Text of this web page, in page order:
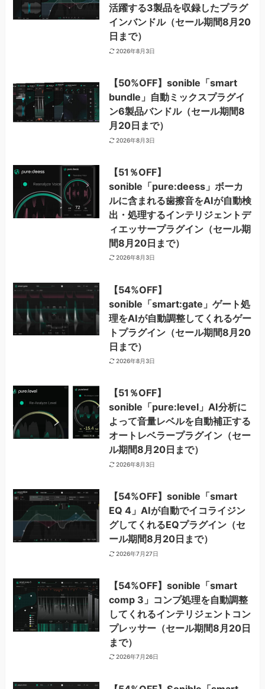
活躍する3製品を収録したプラグ
インバンドル（セール期間8月20
日まで）
2026年8月3日
【50%OFF】sonible「smart
bundle」自動ミックスプラグイ
ン6製品バンドル（セール期間8
月20日まで）
2026年8月3日
【51％OFF】
sonible「pure:deess」ボーカ
ルに含まれる歯擦音をAIが自動検
出・処理するインテリジェントデ
ィエッサープラグイン（セール期
間8月20日まで）
2026年8月3日
【54%OFF】
sonible「smart:gate」ゲート処
理をAIが自動調整してくれるゲー
トプラグイン（セール期間8月20
日まで）
2026年8月3日
【51％OFF】
sonible「pure:level」AI分析に
よって音量レベルを自動補正する
オートレベラープラグイン（セー
ル期間8月20日まで）
2026年8月3日
【54%OFF】sonible「smart
EQ 4」AIが自動でイコライジン
グしてくれるEQプラグイン（セ
ール期間8月20日まで）
2026年7月27日
【54%OFF】sonible「smart
comp 3」コンプ処理を自動調整
してくれるインテリジェントコン
プレッサー（セール期間8月20日
まで）
2026年7月26日